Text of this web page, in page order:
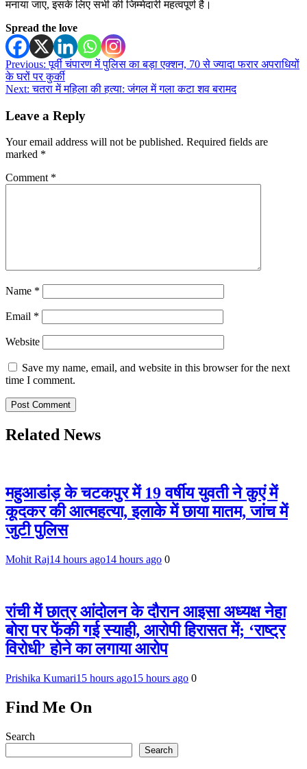
मनाया जाए, इसके लिए सभी की जिम्मेदारी महत्वपूर्ण है।
Spread the love
Post
navigation
Previous: पूर्वी चंपारण में पुलिस का बड़ा एक्शन, 70 से ज्यादा फरार अपराधियों
के घरों पर कुर्की
Next: चतरा में महिला की हत्या: जंगल में गला कटा शव बरामद
Leave a Reply
Your email address will not be published. Required fields are
marked *
Comment *
Name *
Email *
Website
Save my name, email, and website in this browser for the next
time I comment.
Related News
महुआडांड़ के चटकपुर में 19 वर्षीय युवती ने कुएं में
कूदकर की आत्महत्या, इलाके में छाया मातम, जांच में
जुटी पुलिस
Mohit Raj14 hours ago14 hours ago 0
रांची में छात्र आंदोलन के दौरान आइसा अध्यक्ष नेहा
बोरा पर फेंकी गई स्याही, आरोपी हिरासत में; ‘राष्ट्र
विरोधी’ होने का लगाया आरोप
Prishika Kumari15 hours ago15 hours ago 0
Find Me On
Search
Search